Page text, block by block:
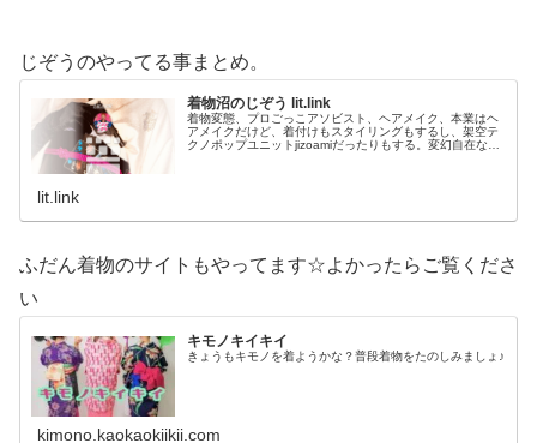
じぞうのやってる事まとめ。
着物沼のじぞう lit.link
着物変態、プロごっこアソビスト、ヘアメイク、本業はヘ
アメイクだけど、着付けもスタイリングもするし、架空テ
クノポップユニットjizoamiだったりもする。変幻自在なた
lit.link
ふだん着物のサイトもやってます☆よかったらご覧くださ
い
キモノキイキイ
きょうもキモノを着ようかな？普段着物をたのしみましょ♪
kimono.kaokaokiikii.com